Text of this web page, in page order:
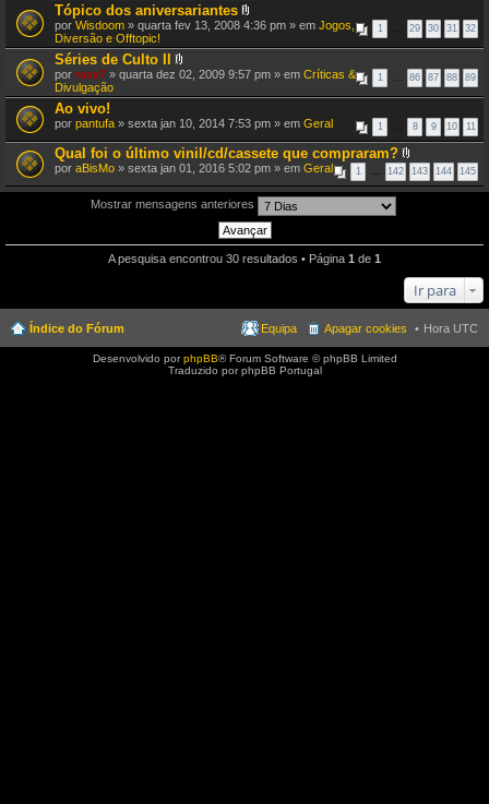
Tópico dos aniversariantes
A
e
o
s
1 29 30 31 32
por Wisdoom » quarta fev 13, 2008 4:36 pm » em Jogos,
Diversão e Offtopic!
Séries de Culto II
A
e
o
s
)
1 86 87 88 89
por raxx7 » quarta dez 02, 2009 9:57 pm » em Críticas &
Divulgação
Ao vivo!
1 8 9 10 11
por pantufa » sexta jan 10, 2014 7:53 pm » em Geral
Qual foi o último vinil/cd/cassete que compraram?
A
n
e
s
1 142 143 144 145
por aBisMo » sexta jan 01, 2016 5:02 pm » em Geral
Mostrar mensagens anteriores
A pesquisa encontrou 30 resultados • Página 1 de 1
Ir para
Índice do Fórum Hora UTC
Apagar cookies
Equipa
Desenvolvido porphpBB® Forum Software © phpBB Limited
Traduzido por phpBB Portugal